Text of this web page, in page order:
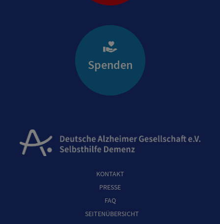
Spenden
KONTAKT
PRESSE
FAQ
SEITENÜBERSICHT